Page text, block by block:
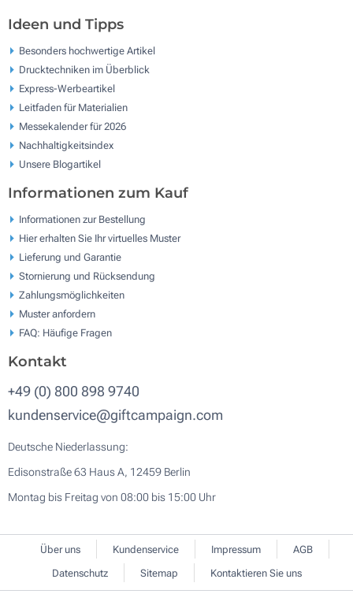
Ideen und Tipps
Besonders hochwertige Artikel
Drucktechniken im Überblick
Express-Werbeartikel
Leitfaden für Materialien
Messekalender für 2026
Nachhaltigkeitsindex
Unsere Blogartikel
Informationen zum Kauf
Informationen zur Bestellung
Hier erhalten Sie Ihr virtuelles Muster
Lieferung und Garantie
Stornierung und Rücksendung
Zahlungsmöglichkeiten
Muster anfordern
FAQ: Häufige Fragen
Kontakt
+49 (0) 800 898 9740
kundenservice@giftcampaign.com
Deutsche Niederlassung:
Edisonstraße 63 Haus A, 12459 Berlin
Montag bis Freitag von 08:00 bis 15:00 Uhr
Über uns Kundenservice Impressum
AGB
Datenschutz
Sitemap Kontaktieren Sie uns